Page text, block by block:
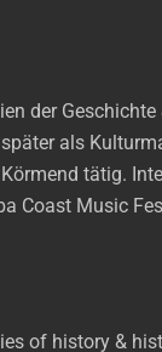
der
als
tätig.
Coast Music
of history &